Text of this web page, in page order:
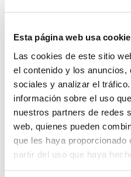
Esta página web usa
Las cookies de este sitio
el contenido y los anuncios,
sociales y analizar el
información sobre el uso
nuestros partners de redes
web, quienes pueden
que les haya proporcionado
partir del uso que haya